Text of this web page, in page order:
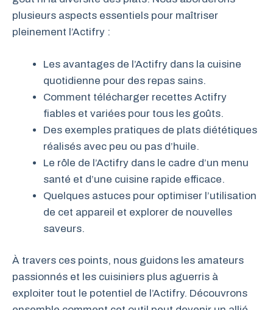
plusieurs aspects essentiels pour maîtriser
pleinement l’Actifry :
Les avantages de l’Actifry dans la cuisine
quotidienne pour des repas sains.
Comment télécharger recettes Actifry
fiables et variées pour tous les goûts.
Des exemples pratiques de plats diététiques
réalisés avec peu ou pas d’huile.
Le rôle de l’Actifry dans le cadre d’un menu
santé et d’une cuisine rapide efficace.
Quelques astuces pour optimiser l’utilisation
de cet appareil et explorer de nouvelles
saveurs.
À travers ces points, nous guidons les amateurs
passionnés et les cuisiniers plus aguerris à
exploiter tout le potentiel de l’Actifry. Découvrons